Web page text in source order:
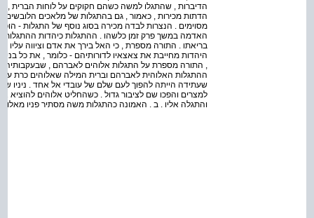
הדיברות , שהתגלו למשה כשהם חקוקים על לוחות הברית
הדתות מכירות , כאמור , גם בהתגלות של מלאכים
מסוימים . הנצרות לבדה מכירה בסוג נוסף של התגלות -
האדמה במשך פרק זמן כלשהו . ההתגלות כיהדות
בריאתו . התורה מספרת , כי האל בירך את אדם וציווה עליו
היהדות מחייבת את צאצאיו לדורותיהם - כלומר , את כל בני
, התורה מספרת על התגלות אלוהים לאברהם , שבעקבותיה
ההתגלות האלוהית לאברהם וברית המילה שאלוהים כרת
שעתידה הייתה להפוך לעם שלם של עובדי אל אחד . ניניו
למצרים והפכו שם לציבור גדול . כשהחליט אלוהים
והתגלה אליו . ב . האמונה כהתגלות משה מסתיר פניו מאלוהים